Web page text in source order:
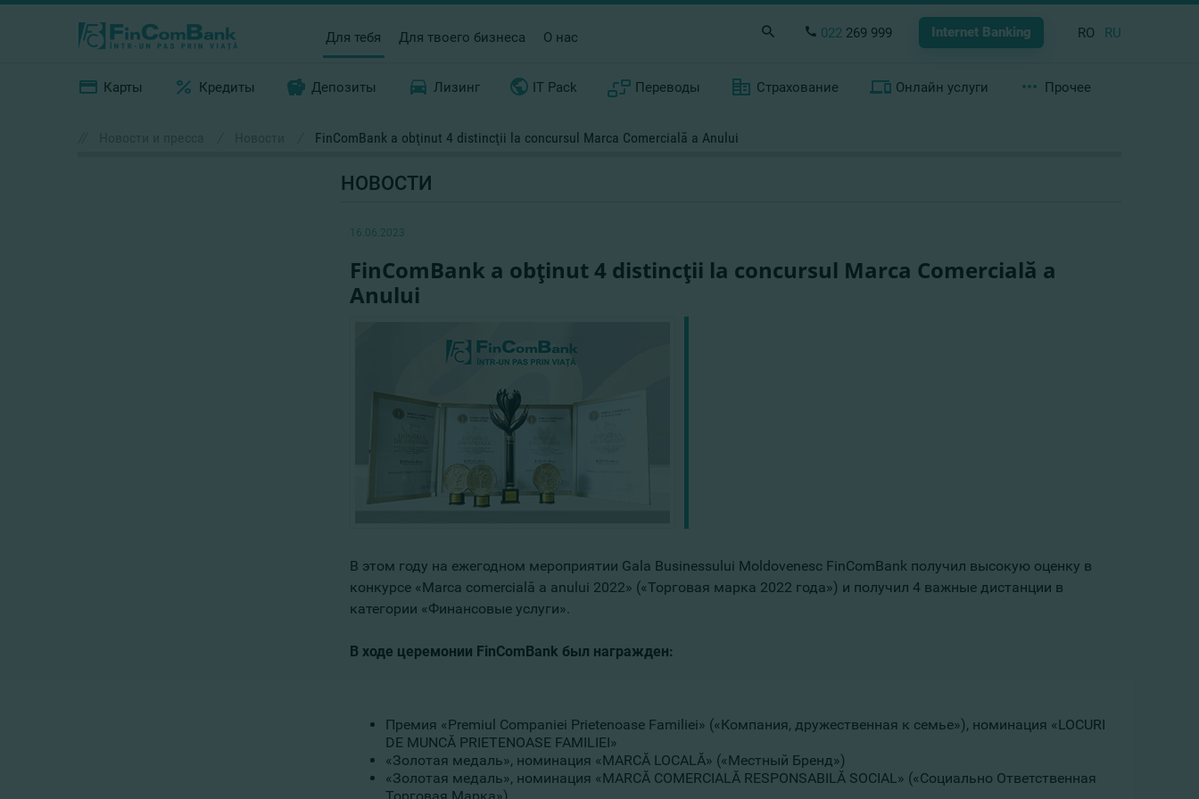
Для тебя Для твоего бизнеса О нас 022 269 999 Internet Banking RO RU
Карты Кредиты Депозиты Лизинг IT Pack Переводы Страхование Онлайн услуги Прочее
FinComBank a obţinut 4 distincţii la concursul Marca Comercială a Anului
НОВОСТИ
16.06.2023
FinComBank a obţinut 4 distincţii la concursul Marca Comercială a
Anului
В этом году на ежегодном мероприятии Gala Businessului Moldovenesc FinComBank получил высокую оценку в
конкурсе «Marca comercială a anului 2022» («Торговая марка 2022 года») и получил 4 важные дистанции в
категории «Финансовые услуги».
В ходе церемонии FinComBank был награжден:
Премия «Premiul Companiei Prietenoase Familiei» («Компания, дружественная к семье»), номинация «LOCURI
DE MUNCĂ PRIETENOASE FAMILIEI»
«Золотая медаль», номинация «MARCĂ LOCALĂ» («Местный Бренд»)
«Золотая медаль», номинация «MARCĂ COMERCIALĂ RESPONSABILĂ SOCIAL» («Социально Ответственная